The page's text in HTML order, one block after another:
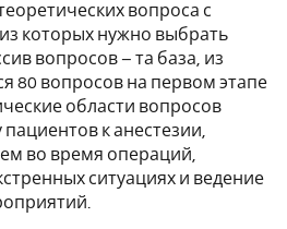
вопроса с
которых нужно выбрать
вопросов – та база, из
80 вопросов на первом этапе
области вопросов
к анестезии,
во время операций,
ситуациях и ведение